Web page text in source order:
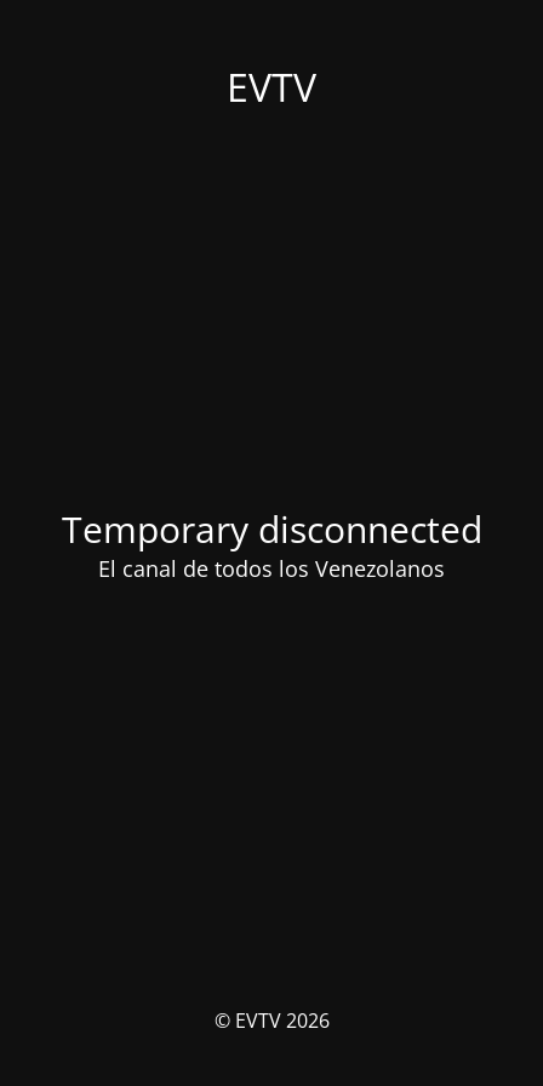
EVTV
Temporary disconnected
El canal de todos los Venezolanos
© EVTV 2026